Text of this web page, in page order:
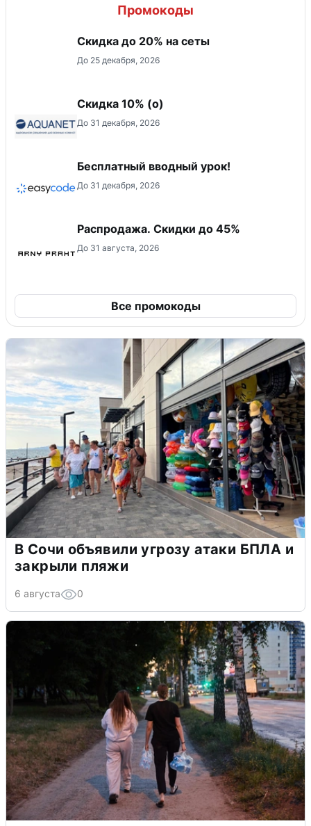
Промокоды
Скидка до 20% на сеты
До 25 декабря, 2026
Скидка 10% (о)
До 31 декабря, 2026
Бесплатный вводный урок!
До 31 декабря, 2026
Распродажа. Скидки до 45%
До 31 августа, 2026
Все промокоды
В Сочи объявили угрозу атаки БПЛА и
закрыли пляжи
6 августа 0